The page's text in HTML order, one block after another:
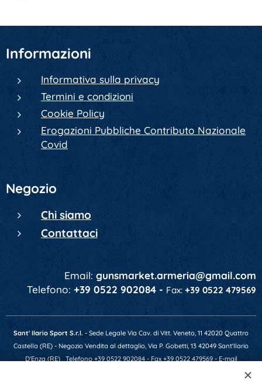
Informazioni
Informativa sulla privacy
Termini e condizioni
Cookie Policy
Erogazioni Pubbliche Contributo Nazionale
Covid
Negozio
Chi siamo
Contattaci
Email: gunsmarket.armeria@gmail.com
Telefono: +39 0522 902084 - Fax: +39 0522 479569
Sant' Ilario Sport S.r.l. - Sede Legale Via Cav. di Vitt. Veneto, 11 42020 Quattro
Castella (RE) - Negozio Vendita al dettaglio, Via P. Gobetti, 13 42049 Sant'Ilario
D'Enza (RE) Telefono +39 0522 902084 - Fax +39 0522 479569 - E-mail
gunsmarket.armeria@gmail.com - P.IVA 01641520356 - Numero REA RE-201607 -